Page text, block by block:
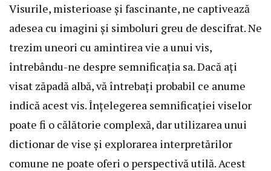
Visurile, misterioase și fascinante, ne captivează
adesea cu imagini și simboluri greu de descifrat. Ne
trezim uneori cu amintirea vie a unui vis,
întrebându-ne despre semnificația sa. Dacă ați
visat zăpadă albă, vă întrebați probabil ce anume
indică acest vis. Înțelegerea semnificației viselor
poate fi o călătorie complexă, dar utilizarea unui
dictionar de vise și explorarea interpretărilor
comune ne poate oferi o perspectivă utilă. Acest